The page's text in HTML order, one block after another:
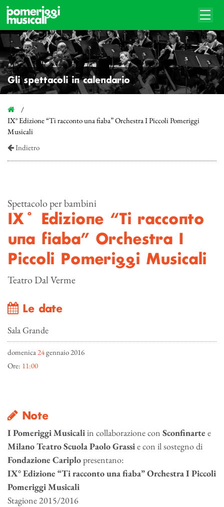
Gli spettacoli in calendario
IX° Edizione “Ti racconto una fiaba” Orchestra I Piccoli Pomeriggi
Musicali
Indietro
Spettacolo per bambini
IX° Edizione “Ti racconto
una fiaba” Orchestra I
Piccoli Pomeriggi Musicali
Teatro Dal Verme
Le date
Sala Grande
domenica24gennaio 2016
Ore: 11:00
Note
I Pomeriggi Musicaliin collaborazione con Sconfinarte e
Milano Teatro Scuola Paolo Grassie con il sostegno di
Fondazione Cariplopresentano:
IX° Edizione “Ti racconto una fiaba” Orchestra I Piccoli
Pomeriggi Musicali
Stagione 2015/2016